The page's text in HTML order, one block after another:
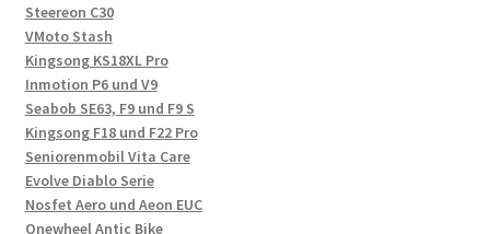
Steereon C30
VMoto Stash
Kingsong KS18XL Pro
Inmotion P6 und V9
Seabob SE63, F9 und F9 S
Kingsong F18 und F22 Pro
Seniorenmobil Vita Care
Evolve Diablo Serie
Nosfet Aero und Aeon EUC
Onewheel Antic Bike